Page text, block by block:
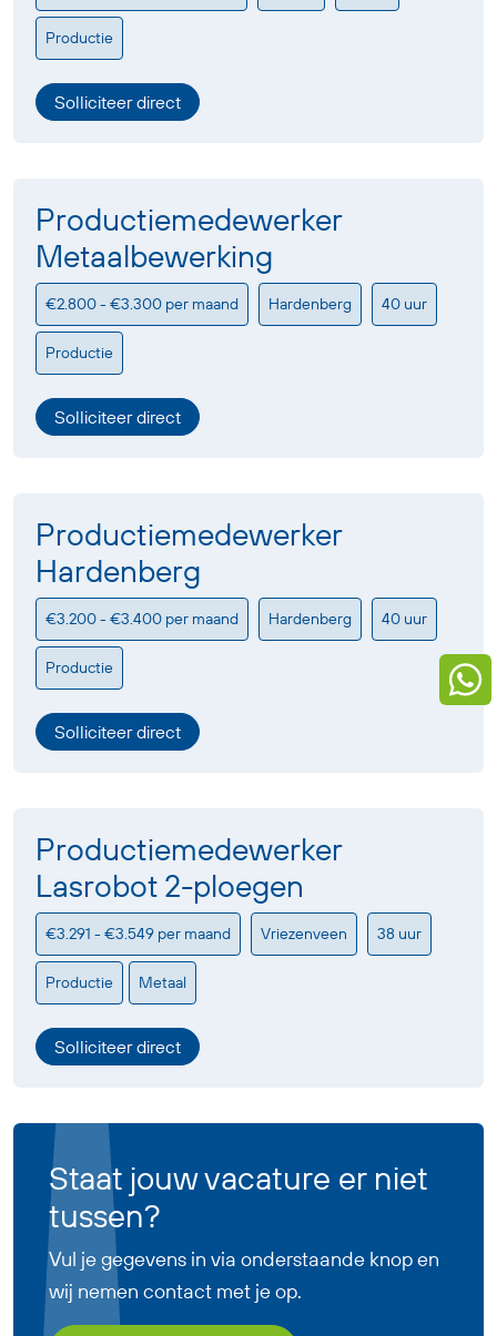
Productie
Solliciteer direct
Productiemedewerker
Metaalbewerking
€2.800 - €3.300 per maand Hardenberg 40 uur
Productie
Solliciteer direct
Productiemedewerker
Hardenberg
€3.200 - €3.400 per maand Hardenberg 40 uur
Productie
Solliciteer direct
Productiemedewerker
Lasrobot 2-ploegen
€3.291 - €3.549 per maand Vriezenveen 38 uur
Productie Metaal
Solliciteer direct
Staat jouw vacature er niet
tussen?
Vul je gegevens in via onderstaande knop en
wij nemen contact met je op.